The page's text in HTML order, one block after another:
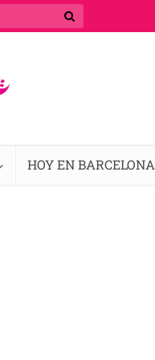
HOY EN BARCELONA